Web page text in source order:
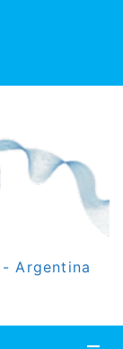
Argentina